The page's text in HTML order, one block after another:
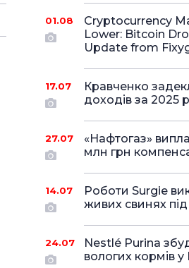
01.08
Cryptocurrency
Lower: Bitcoin
Update from
17.07
Кравченко
доходів за 2025
27.07
«Нафтогаз»
млн грн
14.07
Роботи Surgie
живих свинях під
24.07
Nestlé Purina
вологих кормів у